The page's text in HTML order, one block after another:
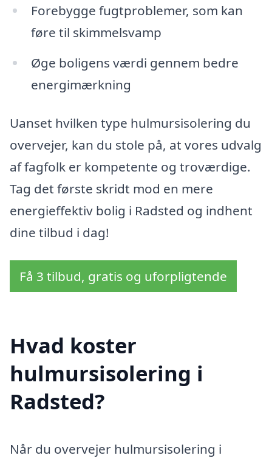
Forebygge fugtproblemer, som kan
føre til skimmelsvamp
Øge boligens værdi gennem bedre
energimærkning
Uanset hvilken type hulmursisolering du
overvejer, kan du stole på, at vores udvalg
af fagfolk er kompetente og troværdige.
Tag det første skridt mod en mere
energieffektiv bolig i Radsted og indhent
dine tilbud i dag!
Få 3 tilbud, gratis og uforpligtende
Hvad koster
hulmursisolering i
Radsted?
Når du overvejer hulmursisolering i